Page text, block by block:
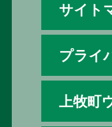
サイト
プライ
上牧町